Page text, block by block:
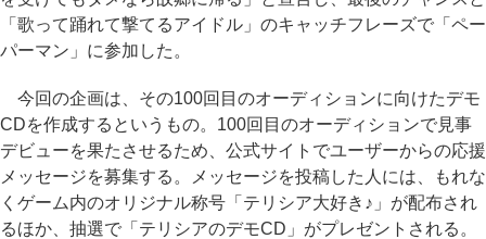
「歌って踊れて撃てるアイドル」のキャッチフレーズで「ペー
パーマン」に参加した。
今回の企画は、その100回目のオーディションに向けたデモ
CDを作成するというもの。100回目のオーディションで見事
デビューを果たさせるため、公式サイトでユーザーからの応援
メッセージを募集する。メッセージを投稿した人には、もれな
くゲーム内のオリジナル称号「テリシア大好き♪」が配布され
るほか、抽選で「テリシアのデモCD」がプレゼントされる。